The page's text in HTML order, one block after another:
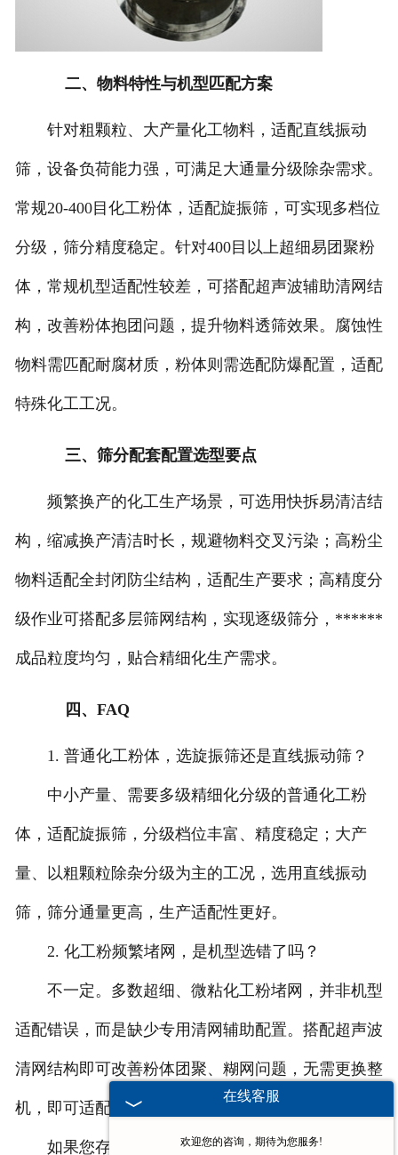
二、物料特性与机型匹配方案
针对粗颗粒、大产量化工物料，适配直线振动
筛，设备负荷能力强，可满足大通量分级除杂需求。
常规20-400目化工粉体，适配旋振筛，可实现多档位
分级，筛分精度稳定。针对400目以上超细易团聚粉
体，常规机型适配性较差，可搭配超声波辅助清网结
构，改善粉体抱团问题，提升物料透筛效果。腐蚀性
物料需匹配耐腐材质，粉体则需选配防爆配置，适配
特殊化工工况。
三、筛分配套配置选型要点
频繁换产的化工生产场景，可选用快拆易清洁结
构，缩减换产清洁时长，规避物料交叉污染；高粉尘
物料适配全封闭防尘结构，适配生产要求；高精度分
级作业可搭配多层筛网结构，实现逐级筛分，******
成品粒度均匀，贴合精细化生产需求。
四、FAQ
1. 普通化工粉体，选旋振筛还是直线振动筛？
中小产量、需要多级精细化分级的普通化工粉
体，适配旋振筛，分级档位丰富、精度稳定；大产
量、以粗颗粒除杂分级为主的工况，选用直线振动
筛，筛分通量更高，生产适配性更好。
2. 化工粉频繁堵网，是机型选错了吗？
不一定。多数超细、微粘化工粉堵网，并非机型
适配错误，而是缺少专用清网辅助配置。搭配超声波
清网结构即可改善粉体团聚、糊网问题，无需更换整
机，即可适配长期稳定筛分。
如果您存在 广东化工振动筛选型难题，可提供物
在线客服
欢迎您的咨询，期待为您服务!